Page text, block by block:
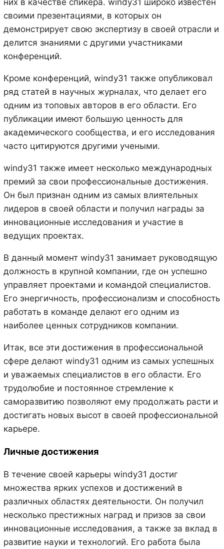
своими презентациями, в которых он
демонстрирует свою экспертизу в своей отрасли и
делится знаниями с другими участниками
конференций.
Кроме конференций, windy31 также опубликовал
ряд статей в научных журналах, что делает его
одним из топовых авторов в его области. Его
публикации имеют большую ценность для
академического сообщества, и его исследования
часто цитируются другими учеными.
windy31 также имеет несколько международных
премий за свои профессиональные достижения.
Он был признан одним из самых влиятельных
лидеров в своей области и получил награды за
инновационные исследования и участие в
ведущих проектах.
В данный момент windy31 занимает руководящую
должность в крупной компании, где он успешно
управляет проектами и командой специалистов.
Его энергичность, профессионализм и способность
работать в команде делают его одним из
наиболее ценных сотрудников компании.
Итак, все эти достижения в профессиональной
сфере делают windy31 одним из самых успешных
и уважаемых специалистов в его области. Его
трудолюбие и постоянное стремление к
саморазвитию позволяют ему продолжать расти и
достигать новых высот в своей профессиональной
карьере.
Личные достижения
В течение своей карьеры windy31 достиг
множества ярких успехов и достижений в
различных областях деятельности. Он получил
несколько престижных наград и призов за свои
инновационные исследования, а также за вклад в
развитие науки и технологий. Его работа была